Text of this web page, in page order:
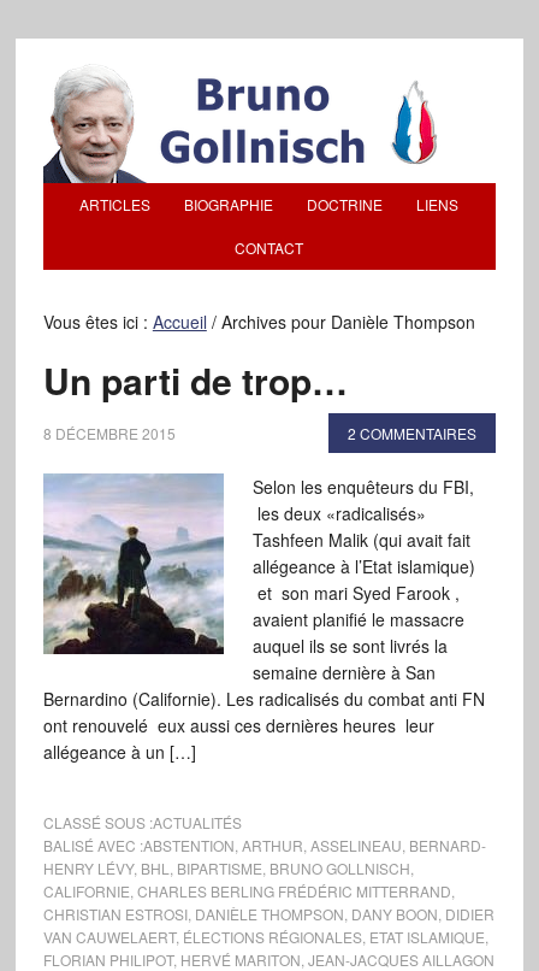
ARTICLES BIOGRAPHIE DOCTRINE LIENS
CONTACT
Vous êtes ici : Accueil /Archives pour Danièle Thompson
Un parti de trop…
8 DÉCEMBRE 2015 2 COMMENTAIRES
Selon les enquêteurs du FBI,
les deux «radicalisés»
Tashfeen Malik (qui avait fait
allégeance à l’Etat islamique)
et son mari Syed Farook ,
avaient planifié le massacre
auquel ils se sont livrés la
semaine dernière à San
Bernardino (Californie). Les radicalisés du combat anti FN
ont renouvelé eux aussi ces dernières heures leur
allégeance à un […]
CLASSÉ SOUS :ACTUALITÉS
BALISÉ AVEC :ABSTENTION ARTHUR ASSELINEAU BERNARD-
HENRY LÉVY, BHL BIPARTISME BRUNO GOLLNISCH
CALIFORNIE CHARLES BERLING FRÉDÉRIC MITTERRAND
CHRISTIAN ESTROSI, DANIÈLE THOMPSON DANY BOON DIDIER
VAN CAUWELAERT, ÉLECTIONS RÉGIONALES, ETAT ISLAMIQUE
FLORIAN PHILIPOT, HERVÉ MARITON JEAN-JACQUES AILLAGON